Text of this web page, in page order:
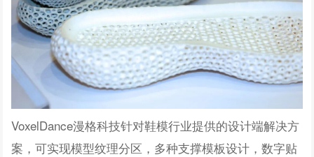
VoxelDance漫格科技针对鞋模行业提供的设计端解决方
案，可实现模型纹理分区，多种支撑模板设计，数字贴